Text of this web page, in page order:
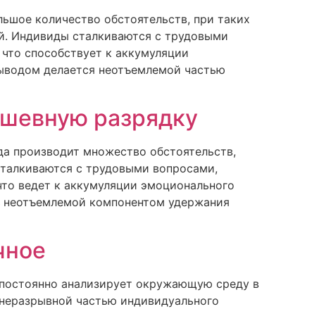
количество обстоятельств, при таких
Индивиды сталкиваются с трудовыми
способствует к аккумуляции
делается неотъемлемой частью
разрядку
множество обстоятельств,
с трудовыми вопросами,
ведет к аккумуляции эмоционального
неотъемлемой компонентом удержания
анализирует окружающую среду в
частью индивидуального